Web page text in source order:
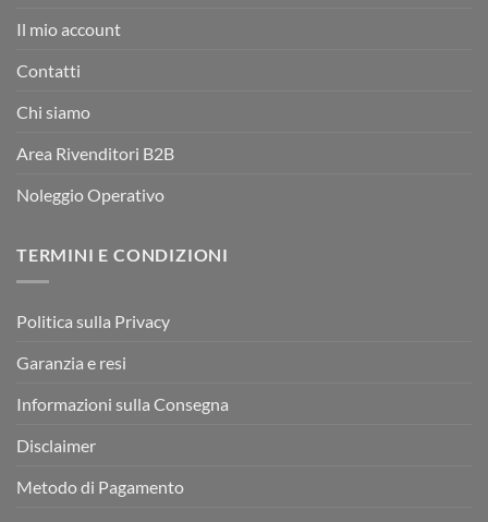
Il mio account
Contatti
Chi siamo
Area Rivenditori B2B
Noleggio Operativo
TERMINI E CONDIZIONI
Politica sulla Privacy
Garanzia e resi
Informazioni sulla Consegna
Disclaimer
Metodo di Pagamento